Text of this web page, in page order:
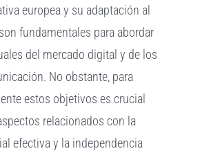
europea y su adaptación al
fundamentales para abordar
del mercado digital y de los
No obstante, para
estos objetivos es crucial
relacionados con la
efectiva y la independencia